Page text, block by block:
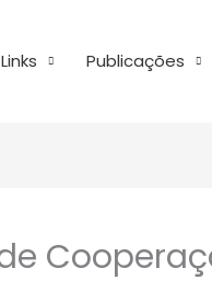
Links Publicações
de